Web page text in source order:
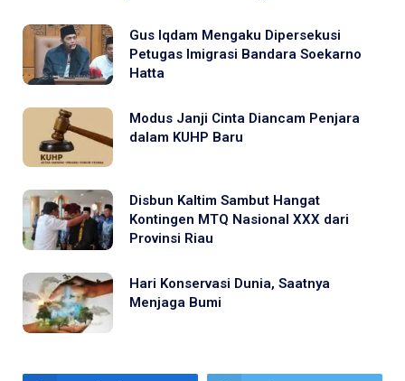
Gus Iqdam Mengaku Dipersekusi
Petugas Imigrasi Bandara Soekarno
Hatta
Modus Janji Cinta Diancam Penjara
dalam KUHP Baru
Disbun Kaltim Sambut Hangat
Kontingen MTQ Nasional XXX dari
Provinsi Riau
Hari Konservasi Dunia, Saatnya
Menjaga Bumi